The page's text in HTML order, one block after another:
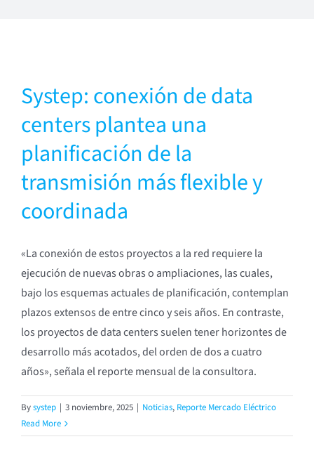
Systep: conexión de data
centers plantea una
planificación de la
transmisión más flexible y
coordinada
«La conexión de estos proyectos a la red requiere la
ejecución de nuevas obras o ampliaciones, las cuales,
bajo los esquemas actuales de planificación, contemplan
plazos extensos de entre cinco y seis años. En contraste,
los proyectos de data centers suelen tener horizontes de
desarrollo más acotados, del orden de dos a cuatro
años», señala el reporte mensual de la consultora.
Bysystep | 3 noviembre, 2025 | Noticias, Reporte Mercado Eléctrico
Read More